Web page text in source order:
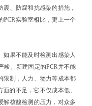
、防腐和抗感染的措施，
PCR实验室相比，更上一个
如果不能及时检测出感染人
峻。新建固定的PCR并不能
限制，人力、物力等成本都
的不足，它不仅成本低、
解核酸检测的压力，对众多